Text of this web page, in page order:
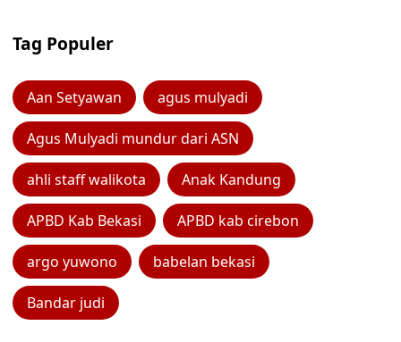
Tag Populer
Aan Setyawan agus mulyadi
Agus Mulyadi mundur dari ASN
ahli staff walikota Anak Kandung
APBD Kab Bekasi APBD kab cirebon
argo yuwono babelan bekasi
Bandar judi